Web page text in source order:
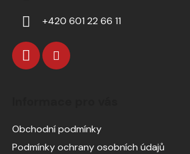
+420 601 22 66 11
Obchodní podmínky
Podmínky ochrany osobních údajů